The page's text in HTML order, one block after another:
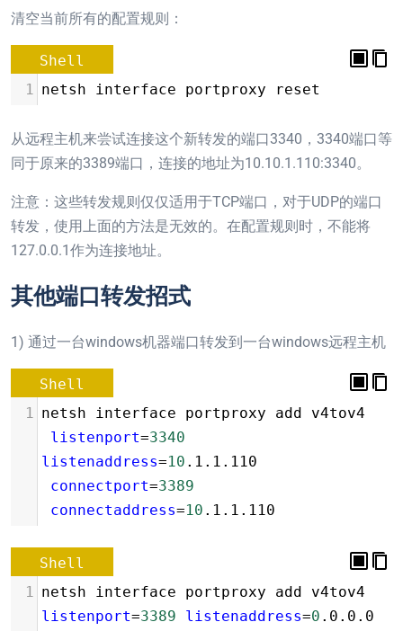
清空当前所有的配置规则：
Shell
1 netsh interface portproxy reset
从远程主机来尝试连接这个新转发的端口3340，3340端口等
同于原来的3389端口，连接的地址为10.10.1.110:3340。
注意：这些转发规则仅仅适用于TCP端口，对于UDP的端口
转发，使用上面的方法是无效的。在配置规则时，不能将
127.0.0.1作为连接地址。
其他端口转发招式
1) 通过一台windows机器端口转发到一台windows远程主机
Shell
1 netsh interface portproxy add v4tov4
listenport=3340
listenaddress=10 .1.1.110
connectport=3389
connectaddress=10 .1.1.110
Shell
1
listenport=3389 listenaddress=0